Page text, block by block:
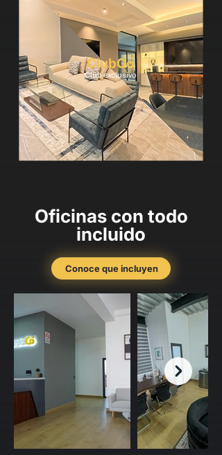
ClubGo
Club exclusivo
Oficinas con todo
incluido
Conoce que incluyen